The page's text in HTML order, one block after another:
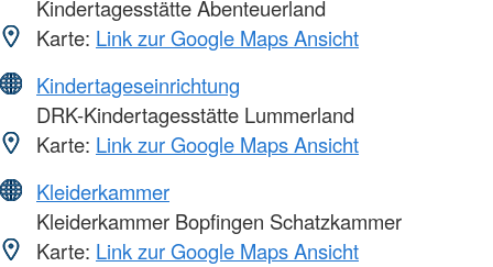
Kindertagesstätte Abenteuerland
Karte: Link zur Google Maps Ansicht
Kindertageseinrichtung
DRK-Kindertagesstätte Lummerland
Karte: Link zur Google Maps Ansicht
Kleiderkammer
Kleiderkammer Bopfingen Schatzkammer
Karte: Link zur Google Maps Ansicht